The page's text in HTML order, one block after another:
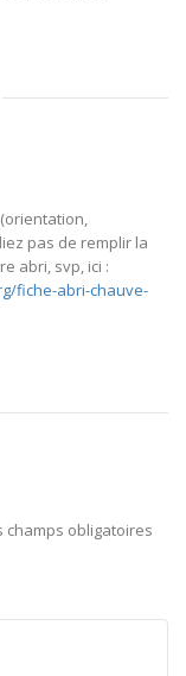
pas de remplir la
abri, svp, ici :
fiche-abri-chauve-
champs obligatoires